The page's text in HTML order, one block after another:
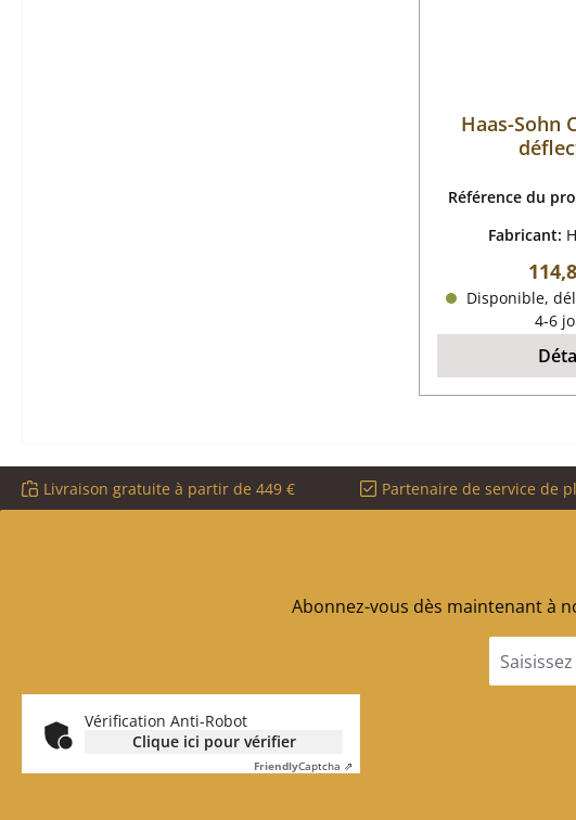
Haas-Sohn
Référence du
Fabricant:
Prix
Disponible,
4-6
Livraison gratuite à partir de 449 € Partenaire de service de
Abonnez-vous dès maintenant à
e-
Vérification Anti-Robot
Clique ici pour vérifier
FriendlyCaptcha ⇗